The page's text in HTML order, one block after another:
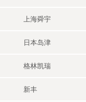
上海舜宇
日本岛津
格林凯瑞
新丰